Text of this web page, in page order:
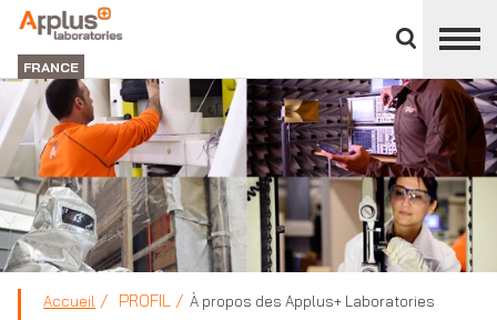
Fermer
panneau
des
divisions
DIVISION
LABORATORIES
FRANCE
Accueil PROFIL À propos des Applus+ Laboratories